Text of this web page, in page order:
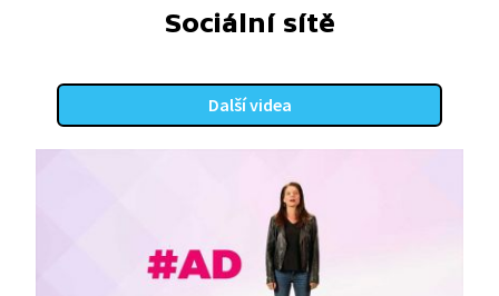
Sociální sítě
Další videa